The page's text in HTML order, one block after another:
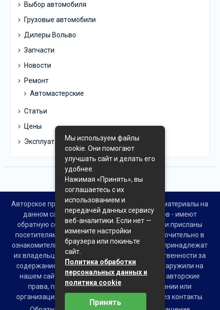
Выбор автомобиля
Грузовые автомобили
Дилеры Вольво
Запчасти
Новости
Ремонт
Автомастерские
Статьи
Цены
Эксплуатация
Авторское право © Все права защищены. Все материалы на
данном сайте взяты из открытых источников - имеют
обратную ссылку на материал в интернете или присланы
посетителями сайта и предоставляются исключительно в
ознакомительных целях. Права на материалы принадлежат
их владельцам. Администрация сайта ответственности за
содержание материала не несет. Если Вы обнаружили на
нашем сайте материалы, которые нарушают авторские
права, принадлежащие Вам, Вашей компании или
организации, пожалуйста, сообщите нам через контакты.
Мы используем файлы
cookie. Они помогают
улучшать сайт и делать его
удобнее.
Нажимая «Принять», вы
соглашаетесь с их
использованием и
передачей данных сервису
веб-аналитики. Если нет —
измените настройки
браузера или покиньте
сайт.
Политика обработки
персональных данных и
политика cookie
Принять